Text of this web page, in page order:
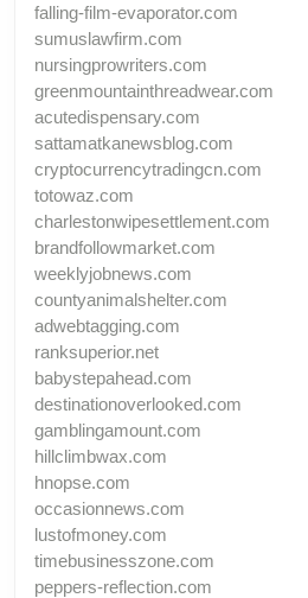
falling-film-evaporator.com
sumuslawfirm.com
nursingprowriters.com
greenmountainthreadwear.com
acutedispensary.com
sattamatkanewsblog.com
cryptocurrencytradingcn.com
totowaz.com
charlestonwipesettlement.com
brandfollowmarket.com
weeklyjobnews.com
countyanimalshelter.com
adwebtagging.com
ranksuperior.net
babystepahead.com
destinationoverlooked.com
gamblingamount.com
hillclimbwax.com
hnopse.com
occasionnews.com
lustofmoney.com
timebusinesszone.com
peppers-reflection.com